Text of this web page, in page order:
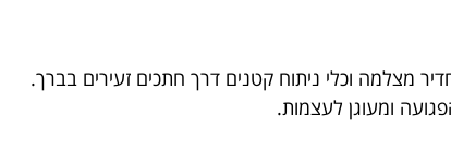
מצלמה וכלי ניתוח קטנים דרך חתכים זעירים בברך.
ומעוגן לעצמות.